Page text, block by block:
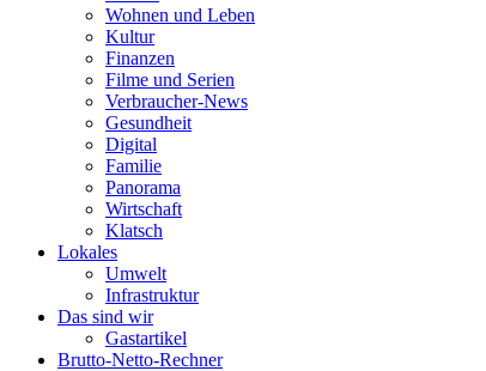
Wohnen und Leben
Kultur
Finanzen
Filme und Serien
Verbraucher-News
Gesundheit
Digital
Familie
Panorama
Wirtschaft
Klatsch
Lokales
Umwelt
Infrastruktur
Das sind wir
Gastartikel
Brutto-Netto-Rechner